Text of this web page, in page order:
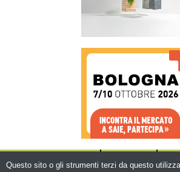
Questo sito o gli strumenti terzi da questo